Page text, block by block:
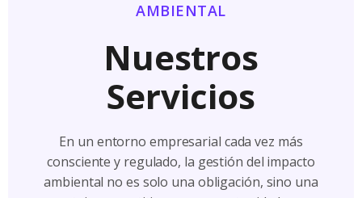
AMBIENTAL
Nuestros
Servicios
En un entorno empresarial cada vez más
consciente y regulado, la gestión del impacto
ambiental no es solo una obligación, sino una